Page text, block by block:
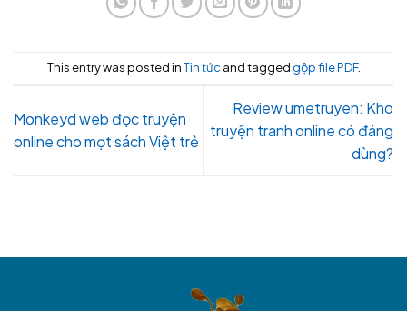
This entry was posted inTin tức and tagged gộp file PDF.
Monkeyd web đọc truyện
online cho mọt sách Việt trẻ
Review umetruyen: Kho
truyện tranh online có đáng
dùng?